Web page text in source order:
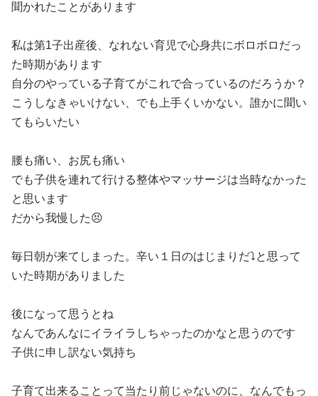
聞かれたことがあります
私は第1子出産後、なれない育児で心身共にボロボロだっ
た時期があります
自分のやっている子育てがこれで合っているのだろうか？
こうしなきゃいけない、でも上手くいかない。誰かに聞い
てもらいたい
腰も痛い、お尻も痛い
でも子供を連れて行ける整体やマッサージは当時なかった
と思います
だから我慢した😣
毎日朝が来てしまった。辛い１日のはじまりだ⤵️と思って
いた時期がありました
後になって思うとね
なんであんなにイライラしちゃったのかなと思うのです
子供に申し訳ない気持ち
子育て出来ることって当たり前じゃないのに、なんでもっ